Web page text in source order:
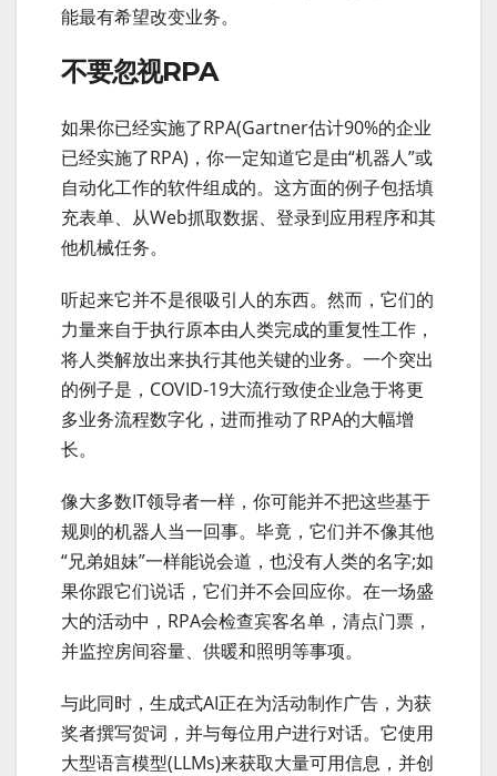
能最有希望改变业务。
不要忽视RPA
如果你已经实施了RPA(Gartner估计90%的企业
已经实施了RPA)，你一定知道它是由“机器人”或
自动化工作的软件组成的。这方面的例子包括填
充表单、从Web抓取数据、登录到应用程序和其
他机械任务。
听起来它并不是很吸引人的东西。然而，它们的
力量来自于执行原本由人类完成的重复性工作，
将人类解放出来执行其他关键的业务。一个突出
的例子是，COVID-19大流行致使企业急于将更
多业务流程数字化，进而推动了RPA的大幅增
长。
像大多数IT领导者一样，你可能并不把这些基于
规则的机器人当一回事。毕竟，它们并不像其他
“兄弟姐妹”一样能说会道，也没有人类的名字;如
果你跟它们说话，它们并不会回应你。在一场盛
大的活动中，RPA会检查宾客名单，清点门票，
并监控房间容量、供暖和照明等事项。
与此同时，生成式AI正在为活动制作广告，为获
奖者撰写贺词，并与每位用户进行对话。它使用
大型语言模型(LLMs)来获取大量可用信息，并创